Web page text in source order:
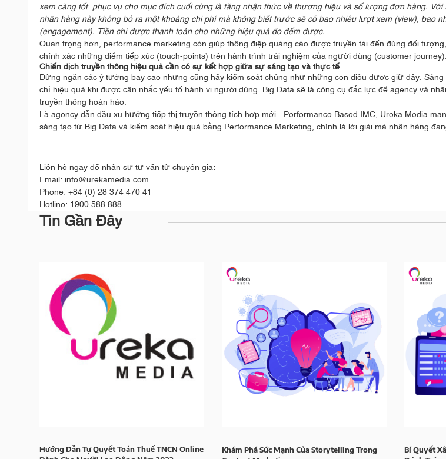
xem càng tốt phục vụ cho mục đích cuối cùng là tăng nhận thức về thương hiệu và số lượng đơn hàng. Với
nhãn hàng này không bỏ ra một khoảng chi phí mà không biết trước sẽ có bao nhiêu lượt xem (view), bao
(engagement). Tiền chỉ được thanh toán cho những hiệu quả đo đếm được.
Quan trọng hơn, performance marketing còn giúp thông điệp quảng cáo được truyền tải đến đúng đối
chính xác những điểm tiếp xúc (touch-points) trên hành trình trải nghiệm của người dùng (customer journey).
Chiến dịch truyền thông hiệu quả cần có sự kết hợp giữa sự sáng tạo và thực tế
Đừng ngăn các ý tưởng bay cao nhưng cũng hãy kiểm soát chúng như những con diều được giữ dây.
chỉ hiệu quả khi được cân nhắc yếu tố hành vi người dùng. Big Data sẽ là công cụ đắc lực để agency và
truyền thông hoàn hảo.
Là agency dẫn đầu xu hướng tiếp thị truyền thông tích hợp mới - Performance Based IMC, Ureka Media
sáng tạo từ Big Data và kiểm soát hiệu quả bằng Performance Marketing, chính là lời giải mà nhãn hàng
Liên hệ ngay để nhận sự tư vấn từ chuyên gia:
Email: info@urekamedia.com
Phone: +84 (0) 28 374 470 41
Hotline: 1900 588 888
Tin Gần Đây
Hướng Dẫn Tự Quyết Toán Thuế TNCN Online
Khám Phá Sức Mạnh Của Storytelling Trong
Bí Quyết